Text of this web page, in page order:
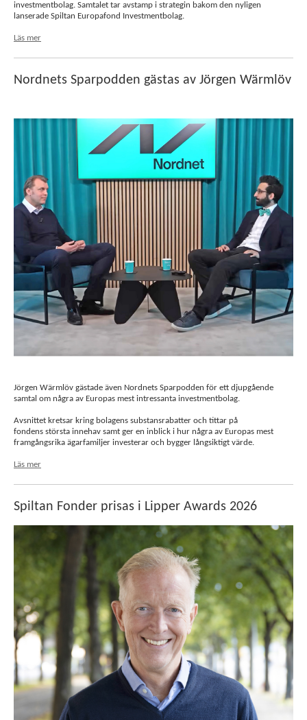
investmentbolag. Samtalet tar avstamp i strategin bakom den nyligen
lanserade Spiltan Europafond Investmentbolag.
Läs mer
Nordnets Sparpodden gästas av Jörgen Wärmlöv
Jörgen Wärmlöv gästade även Nordnets Sparpodden för ett djupgående
samtal om några av Europas mest intressanta investmentbolag.
Avsnittet kretsar kring bolagens substansrabatter och tittar på
fondens största innehav samt ger en inblick i hur några av Europas mest
framgångsrika ägarfamiljer investerar och bygger långsiktigt värde.
Läs mer
Spiltan Fonder prisas i Lipper Awards 2026